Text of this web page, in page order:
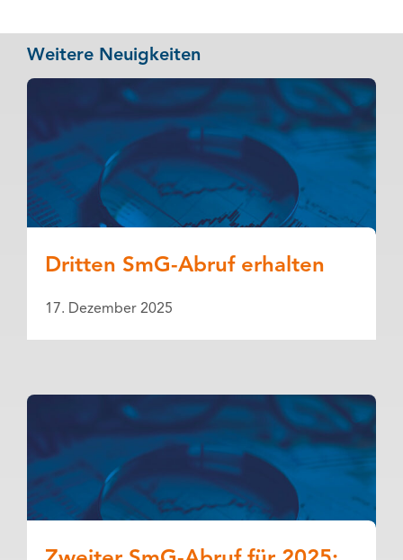
Weitere Neuigkeiten
Dritten SmG-Abruf erhalten
17. Dezember 2025